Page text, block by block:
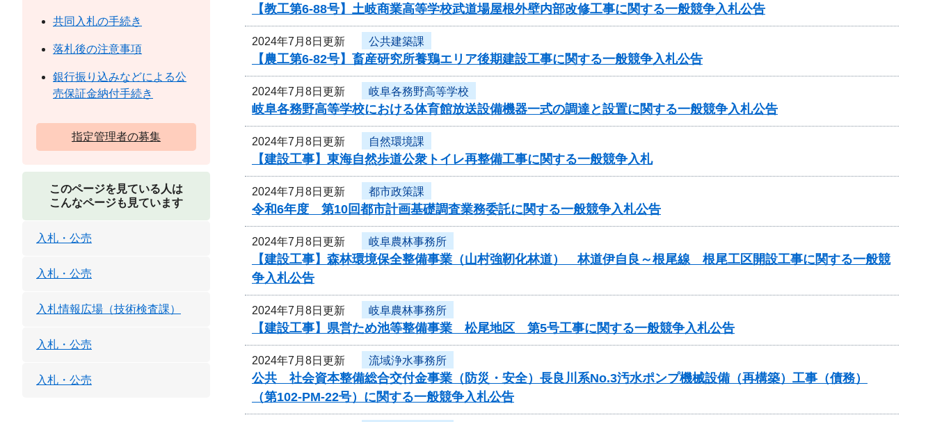
【教工第6-88号】土岐商業高等学校武道場屋根外壁内部改修工事に関する一般競争入札公告
2024年7月8日更新 公共建築課
【農工第6-82号】畜産研究所養鶏エリア後期建設工事に関する一般競争入札公告
2024年7月8日更新 岐阜各務野高等学校
岐阜各務野高等学校における体育館放送設備機器一式の調達と設置に関する一般競争入札公告
2024年7月8日更新 自然環境課
【建設工事】東海自然歩道公衆トイレ再整備工事に関する一般競争入札
2024年7月8日更新 都市政策課
令和6年度 第10回都市計画基礎調査業務委託に関する一般競争入札公告
2024年7月8日更新 岐阜農林事務所
【建設工事】森林環境保全整備事業（山村強靭化林道） 林道伊自良～根尾線 根尾工区開設工事に関する一般競
争入札公告
2024年7月8日更新 岐阜農林事務所
【建設工事】県営ため池等整備事業 松尾地区 第5号工事に関する一般競争入札公告
2024年7月8日更新 流域浄水事務所
公共 社会資本整備総合交付金事業（防災・安全）長良川系No.3汚水ポンプ機械設備（再構築）工事（債務）
（第102-PM-22号）に関する一般競争入札公告
共同入札の手続き
落札後の注意事項
銀行振り込みなどによる公
売保証金納付手続き
指定管理者の募集
このページを見ている人は
こんなページも見ています
入札・公売
入札・公売
入札情報広場（技術検査課）
入札・公売
入札・公売